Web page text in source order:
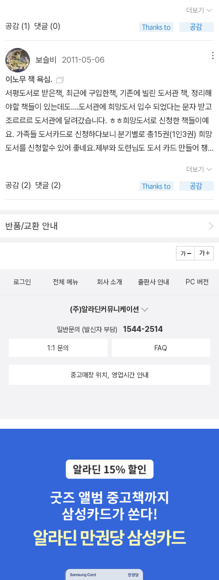
도 무척 기대가 되어요. 이 책을 읽으면서 라디오 코드를 배워서 재미
있었어요. 외우면 좋겠지만 그럴 능력은 못됩니다. ㅠ.ㅠ '바다 바
다 바다'라는 제목으로 소개되었다가 올해 원서 제목 '방랑자호'로 바
꾸어서 출판했네요. 바꾸면서 표지도 바꿔주지... ^^ 118. A Day No
Pigs Would Die 제목과 표지 때문에 닐 조던의 '푸줏간 소년'을 떠
오르게 했던 책이예요. '돼지가 한 마리도 죽지 않던 날'이라는 제목으
로 우리나라에 소개되었는데, 독특하게 양장본과 반양장본으로 나눠
서 출간되었네요. 둘다 표지가 달랐으면 더 좋았을것 같아요.^^ 암튼,
원서 표지가 너무 암울했는지 좀 더 밝은 느낌으로 바뀐것이 그리 나
쁘지는 않습니다. 뉴베리 수상작품이고 페이지도 많지 않아서 좀 만
만하게 읽었는데, 익숙치 않은 시대배경과 사투리로 초반에 읽는데
제가 읽은 표지가 가장 강렬한것 같습니다. 119. The Corn Grow
s Ripe 책 표지와 삽화를 보고 멕시코적이다 생각했는데, 멕시코
무척 매력적이었습니다. 뉴베리 수상작품의 다양성을 또 한번 느끼게
중에 좀 쉽게 접할수 있는 책이랍니다. 120. Bud, Not Buddy
마음에 미루고 미루다 읽게 된 책이랍니다. 하지만 이 책은 저의 짐작
느끼게 했답니다. 영어로 꽃봉오리라는 뜻의 'Bud 버드'라는 이름을
가진 소년에게, 그냥 대충 가벼운 사이로 불리는 'Buddy 버디'라는
기라고 엄마는 이야기합니다. 그리고 엄마의 바람대로 버드는 버디라
기쁘게 하기도 하고, 한편으로는 버드가 어린 흑인 고아로써 세상을
작품을 대상으로 저렴한 가격에 페이퍼백과 오디오북을 구입할수 있
답니다. 대신 오디오북은 기존의 CD형이 아닌 MP3형으로 1장으로
만들어내기 때문에 저렴한것 같아요. 121. The Whipping Boy
사실 이 책은 뉴베리 수상작품인줄 몰랐어요. 책을 읽고 나서야 뉴
베리 수상작인줄 알았답니다. 대체적으로 뉴베리 수상작품들은 책 표
지에 엠블을 넣는데, 이 책은 없었던것을 보니 수상하기 전에 출간된
책이 아니었을까.. 짐작해봅니다. ^^ 'The Whipping Boy'라는것은
마다 매를 맞는 아이를 가리키는 말이랍니다. 다른 디자인과 판
es The Winter Room : Gary Paulsen
게임 타이틀스러움이 마음에 들지 않았는데, 계속보니 은근히 매력이
있네요. 원서로 읽을까? 번역서로 읽을까 망설였었는데, 도서관에
미있었던것 같아요. 3권까지 읽고 잠시 주춤하고 있습니다. 신화와
미스터리, SF적인 느낌이 드는 책들입니다. 환상적이예요. 실망스
러웠던 3권의 책들. 원서와 번역서를 함께 읽은책입니다. 번역서는
'하울의 움직이는 성 1,2'로 되어 있어 분권인줄 알았는데, 시리즈 책
이네요. 원서 제목은 각기 다른데, 영화 덕을 보려는지 제목을 같이 사
용했네요. '트와일라잇'의 외전. 이미 결말을 아는지라 안타까운 마음
에 읽었는데, 구입해서 읽기에는 좀 가격이 나빠요. -.-;; 매니아층 소
장용이랄까? 오래전부터 읽을 계획이었는데, 5권이 출판되어서 올
해서 탄생환 판타지 세계가 재미있었어요. 신화를 많이 알수록 더 재
미있는 책입니다. 다음시리즈가 기다려지는 책입니다. 제가 좋아하
는 판타지 어드벤쳐 성장동화예요.^^ 초자연적인 현상들이 있어서
적이지는 않았습니다. 귀여운 몰리문 시리즈. 올해 5권이 출판되었
4권 기증하고 5권은 도서관에서 구입해달라고 말해보려고요.^
로맨스보다 초자연적인 능력이 더 돋보여 판타지로 분류했어요. 솔직
고민됩니다. SF소설/ 공상과학 (23권) 재미있게 읽은 SF소설들.
만든 책들이예요. 그래도 공상과학에 좀더 가까운듯합니다. 3권으
되긴해요. 그나마 가볍고 재미있어서 용서해주었습니다.^^ 예상치
서 SF소설로 분률할까?했는데, 판타지적이 느낌도 나서 살짝 헷갈리
는 책이예요. 정확히는 성장문학에 더 가까운것 같습니다.^^ 기대
이 좀 아쉬운점이 있었지만, 전반적으로 무척 재미있게 읽었습니
다. 위의 책 모두 미래사회를 배경으로 했지만, 지구상의 큰 재난후
의 사회를 그려서 지금의 문명보다 조금 뒤쳐지는 느낌이 드는 책이
예요. SF소설로 봐야할지 판타지로 봐야할지 살짝 고민했지만, 그래
터리 (18권) 물만두님 생각하며 읽은 일본 추리소설이예요. 제
더보기
공감 (1) 댓글 (0)
보슬비 2011-05-06
이노무 책 욕심.
서평도서로 받은책, 최근에 구입한책, 기존에 빌린 도서관 책, 정리해
야할 책들이 있는데도....도서관에 희망도서 입수 되었다는 문자 받고
조르르르 도서관에 달려갔습니다. ㅎㅎ희망도서로 신청한 책들이예
요. 가족들 도서카드로 신청하다보니 분기별로 총15권(1인3권) 희망
도서를 신청할수 있어 좋네요.제부와 도련님도 도서 카드 만들어 챙
회비를 내니 회비보다 뽕을 뽑기 위해 열심히 대출합니다.ㅎㅎ조카들
이 있어 얼마나 다행인쥐.. 어린이 그림책과 함께 가벼운걸로 골라봤
어요.
더보기
공감 (2) 댓글 (2)
반품/교환 안내
로그인 전체 메뉴 회사 소개 출판사 안내 PC 버전
(주)알라딘커뮤니케이션
일반문의 (발신자 부담) 1544-2514
1:1 문의 FAQ
중고매장 위치, 영업시간 안내